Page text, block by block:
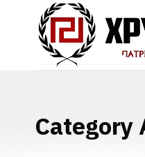
Category